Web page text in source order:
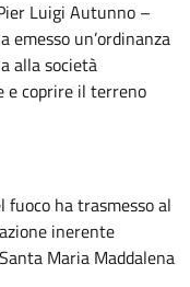
Luigi Autunno –
emesso un’ordinanza
alla società
e coprire il terreno
fuoco ha trasmesso al
inerente
Maria Maddalena